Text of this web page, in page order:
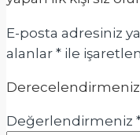
E-posta adresiniz
alanlar * ile
Derecelendirmeniz
Değerlendirmeniz